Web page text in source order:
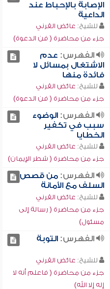
الإصابة بالإحباط عند
الداعية
للشيخ: عائض القرني
جزء من محاضرة ( فن الدعوة)
الفهرس: عدم
الاشتغال بمسائل لا
فائدة منها
للشيخ: عائض القرني
جزء من محاضرة ( فن الدعوة)
الفهرس:الوضوء
سبب في تكفير
الخطايا
للشيخ: عائض القرني
جزء من محاضرة ( شطر الإيمان)
الفهرس:من قصص
السلف مع الأمانة
للشيخ: عائض القرني
جزء من محاضرة ( رسالة إلى
مسئول)
الفهرس:التوبة
للشيخ: عائض القرني
جزء من محاضرة ( فاعلم أنه لا
إله إلا الله)